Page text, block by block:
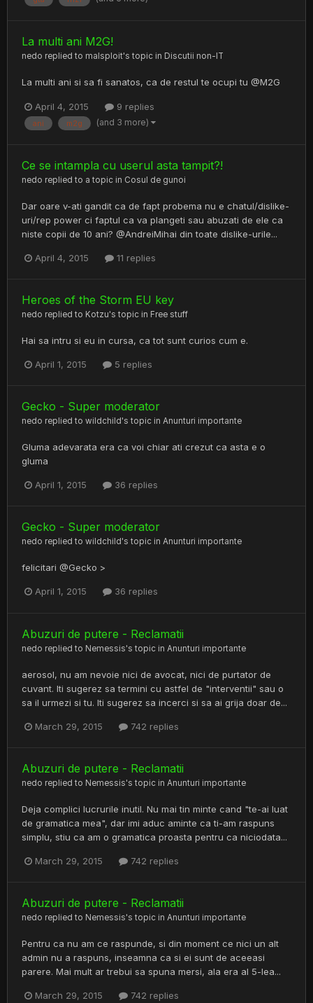
La multi ani M2G!
nedo replied to malsploit's topic in Discutii non-IT
La multi ani si sa fi sanatos, ca de restul te ocupi tu @M2G
April 4, 2015 9 replies
ani m2g (and 3 more)
Ce se intampla cu userul asta tampit?!
nedo replied to a topic in Cosul de gunoi
Dar oare v-ati gandit ca de fapt probema nu e chatul/dislike-
uri/rep power ci faptul ca va plangeti sau abuzati de ele ca
niste copii de 10 ani? @AndreiMihai din toate dislike-urile...
April 4, 2015 11 replies
Heroes of the Storm EU key
nedo replied to Kotzu's topic in Free stuff
Hai sa intru si eu in cursa, ca tot sunt curios cum e.
April 1, 2015 5 replies
Gecko - Super moderator
nedo replied to wildchild 's topic in Anunturi importante
Gluma adevarata era ca voi chiar ati crezut ca asta e o
gluma
April 1, 2015 36 replies
Gecko - Super moderator
nedo replied to wildchild 's topic in Anunturi importante
felicitari @Gecko >
April 1, 2015 36 replies
Abuzuri de putere - Reclamatii
nedo replied to Nemessis's topic in Anunturi importante
aerosol, nu am nevoie nici de avocat, nici de purtator de
cuvant. Iti sugerez sa termini cu astfel de "interventii" sau o
sa il urmezi si tu. Iti sugerez sa incerci si sa ai grija doar de...
March 29, 2015 742 replies
Abuzuri de putere - Reclamatii
nedo replied to Nemessis's topic in Anunturi importante
Deja complici lucrurile inutil. Nu mai tin minte cand "te-ai luat
de gramatica mea", dar imi aduc aminte ca ti-am raspuns
simplu, stiu ca am o gramatica proasta pentru ca niciodata...
March 29, 2015 742 replies
Abuzuri de putere - Reclamatii
nedo replied to Nemessis's topic in Anunturi importante
Pentru ca nu am ce raspunde, si din moment ce nici un alt
admin nu a raspuns, inseamna ca si ei sunt de aceeasi
parere. Mai mult ar trebui sa spuna mersi, ala era al 5-lea...
March 29, 2015 742 replies